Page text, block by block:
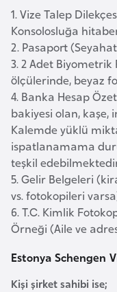
1. Vize Talep
Konsolosluğa
2. Pasaport
3. 2 Adet
ölçülerinde, beyaz
4. Banka Hesap
bakiyesi olan, kaşe,
Kalemde yüklü
ispatlanamama
teşkil
5. Gelir Belgeleri
vs. fotokopileri
6. T.C. Kimlik
Örneği (Aile ve
Estonya Schengen
Kişi şirket sahibi ise;
r
b
a
y
c
a
n
B
a
h
r
e
n